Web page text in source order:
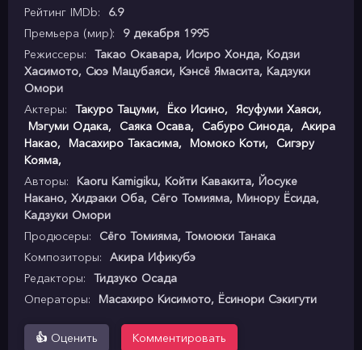
Рейтинг IMDb:
6.9
Премьера (мир):
9 декабря 1995
Режиссеры:
Такао Окавара, Исиро Хонда, Кодзи
Хасимото, Сюэ Мацубаяси, Кэнсё Ямасита, Кадзуки
Омори
Актеры:
Такуро Тацуми, Ёко Исино, Ясуфуми Хаяси,
Мэгуми Одака, Саяка Осава, Сабуро Синода,
Акира
Накао, Масахиро Такасима, Момоко Коти,
Сигэру
Кояма,
Авторы:
Kaoru Kamigiku, Койти Кавакита, Йосуке
Накано, Хидэаки Оба, Сёго Томияма, Минору Ёсида,
Кадзуки Омори
Продюсеры:
Сёго Томияма, Томоюки Танака
Композиторы:
Акира Ификубэ
Редакторы:
Тидзуко Осада
Операторы:
Масахиро Кисимото, Ёсинори Сэкигути
👍 Оценить Комментировать